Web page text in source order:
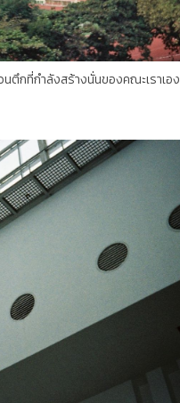
ที่กำลังสร้างนั่นของคณะเราเอง